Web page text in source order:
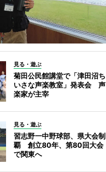
見る・遊ぶ
菊田公民館講堂で「津田沼ち
いさな声楽教室」発表会 声
楽家が主宰
見る・遊ぶ
習志野一中野球部、県大会制
覇 創立80年、第80回大会
で関東へ